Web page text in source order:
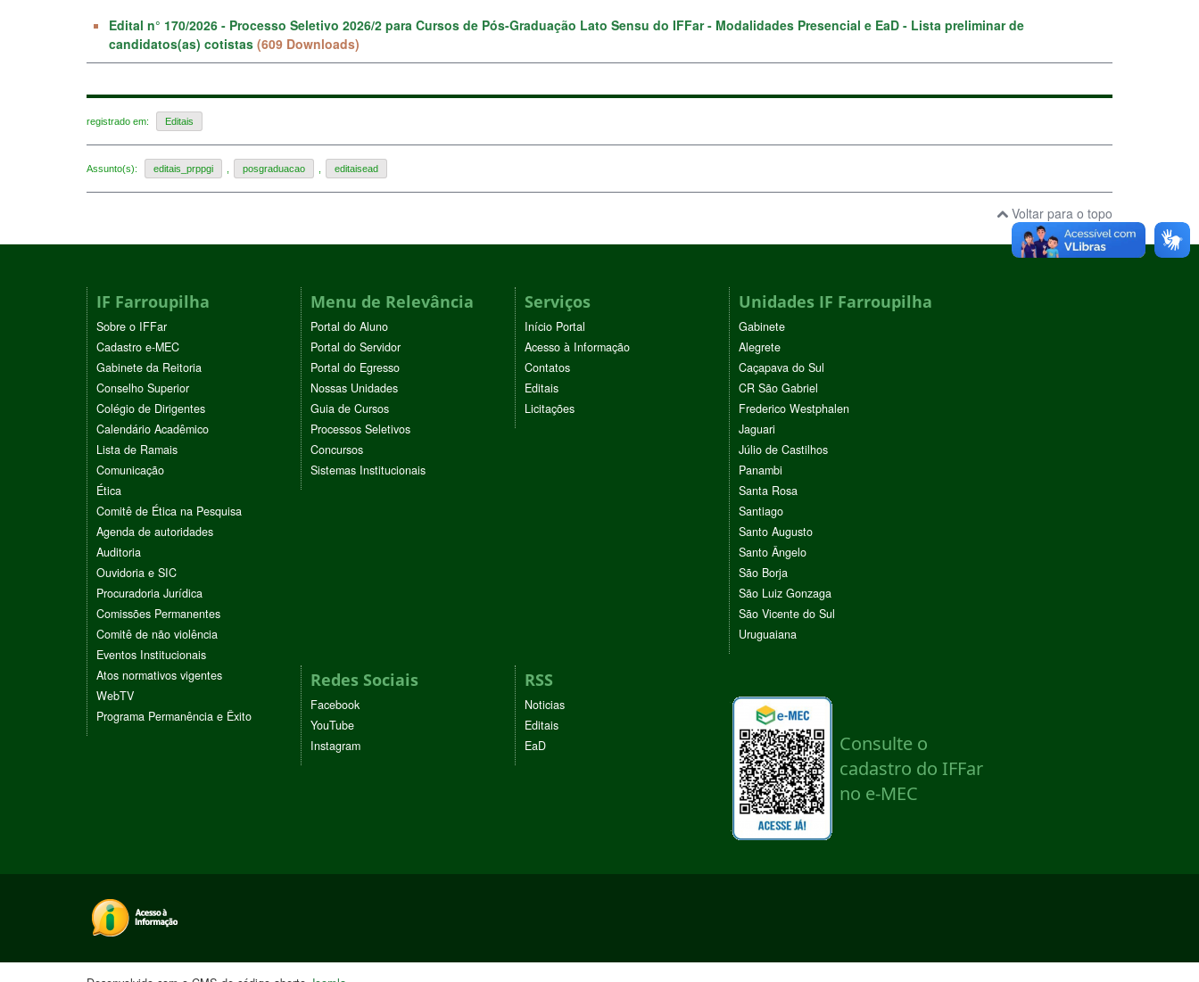
Edital n° 170/2026 - Processo Seletivo 2026/2 para Cursos de Pós-Graduação Lato Sensu do IFFar - Modalidades Presencial e EaD - Lista preliminar de
candidatos(as) cotistas (609 Downloads)
registrado em: Editais
Assunto(s): editais_prppgi posgraduacao editaisead
Voltar para o topo
IF Farroupilha
Sobre o IFFar
Cadastro e-MEC
Gabinete da Reitoria
Conselho Superior
Colégio de Dirigentes
Calendário Acadêmico
Lista de Ramais
Comunicação
Ética
Comitê de Ética na Pesquisa
Agenda de autoridades
Auditoria
Ouvidoria e SIC
Procuradoria Jurídica
Comissões Permanentes
Comitê de não violência
Eventos Institucionais
Atos normativos vigentes
WebTV
Programa Permanência e Êxito
Menu de Relevância
Portal do Aluno
Portal do Servidor
Portal do Egresso
Nossas Unidades
Guia de Cursos
Processos Seletivos
Concursos
Sistemas Institucionais
Serviços
Início Portal
Acesso à Informação
Contatos
Editais
Licitações
Unidades IF Farroupilha
Gabinete
Alegrete
Caçapava do Sul
CR São Gabriel
Frederico Westphalen
Jaguari
Júlio de Castilhos
Panambi
Santa Rosa
Santiago
Santo Augusto
Santo Ângelo
São Borja
São Luiz Gonzaga
São Vicente do Sul
Uruguaiana
Redes Sociais
Facebook
YouTube
Instagram
RSS
Noticias
Editais
EaD